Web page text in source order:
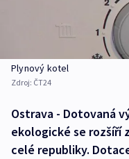
Plynový kotel
Zdroj: ČT24
Ostrava - Dotovaná
ekologické se rozšíří
celé republiky.